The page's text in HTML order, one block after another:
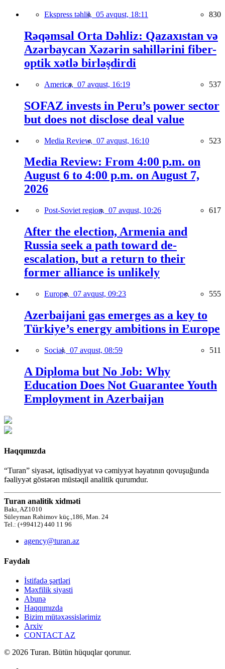
Ekspress təhlil, 05 avqust, 18:11 830
Rəqəmsal Orta Dəhliz: Qazaxıstan və
Azərbaycan Xəzərin sahillərini fiber-
optik xətlə birləşdirdi
America, 07 avqust, 16:19 537
SOFAZ invests in Peru’s power sector
but does not disclose deal value
Media Review, 07 avqust, 16:10 523
Media Review: From 4:00 p.m. on
August 6 to 4:00 p.m. on August 7,
2026
Post-Soviet region, 07 avqust, 10:26 617
After the election, Armenia and
Russia seek a path toward de-
escalation, but a return to their
former alliance is unlikely
Europe, 07 avqust, 09:23 555
Azerbaijani gas emerges as a key to
Türkiye’s energy ambitions in Europe
Social, 07 avqust, 08:59 511
A Diploma but No Job: Why
Education Does Not Guarantee Youth
Employment in Azerbaijan
Haqqımızda
“Turan” siyasət, iqtisadiyyat və cəmiyyət həyatının qovuşuğunda
fəaliyyət göstərən müstəqil analitik qurumdur.
Turan analitik xidməti
Bakı, AZ1010
Süleyman Rəhimov küç.,186, Mən. 24
Tel.: (+99412) 440 11 96
agency@turan.az
Faydalı
İstifadə şərtləri
Məxfilik siyasti
Abunə
Haqqımızda
Bizim mütəxəssislərimiz
Arxiv
CONTACT AZ
© 2026 Turan. Bütün hüquqlar qorunur.